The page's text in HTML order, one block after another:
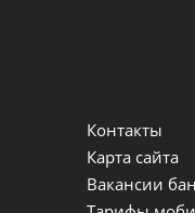
Контакты
Карта сайта
Вакансии